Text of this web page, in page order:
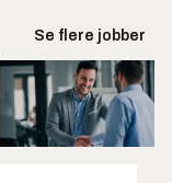
Se flere jobber